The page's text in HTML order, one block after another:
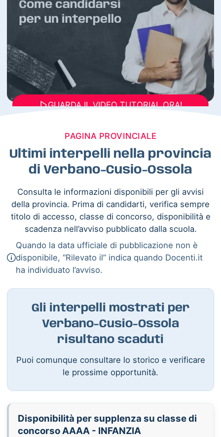
GUARDA IL VIDEO TUTORIAL ORA!
PAGINA PROVINCIALE
Ultimi interpelli nella provincia
di Verbano-Cusio-Ossola
Consulta le informazioni disponibili per gli avvisi
della provincia. Prima di candidarti, verifica sempre
titolo di accesso, classe di concorso, disponibilità e
scadenza nell’avviso pubblicato dalla scuola.
Quando la data ufficiale di pubblicazione non è
disponibile, “Rilevato il” indica quando Docenti.it
ha individuato l’avviso.
Gli interpelli mostrati per
Verbano-Cusio-Ossola
risultano scaduti
Puoi comunque consultare lo storico e verificare
le prossime opportunità.
Disponibilità per supplenza su classe di
concorso AAAA - INFANZIA